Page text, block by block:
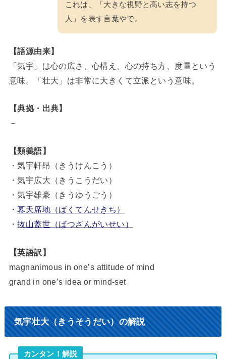
これは、「大きな視野と高い志を持つ
人」を表す言葉やで。
【語源由来】
「気宇」は心の広さ、心構え、心の持ち方、度量という
意味。「壮大」は非常に大きくて立派という意味。
【典拠・出典】
－
【類義語】
・気宇軒昂（きうけんこう）
・気宇広大（きうこうだい）
・気宇雄豪（きうゆうごう）
・幕天席地（ばくてんせきち）
・抜山蓋世（ばつざんがいせい）
【英語訳】
magnanimous in one’s attitude of mind
grand in one’s idea or mind-set
気宇壮大（きうそうだい）の解説
カンタン！解説